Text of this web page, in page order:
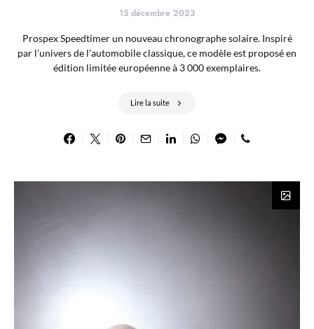
15 décembre 2023
Prospex Speedtimer un nouveau chronographe solaire. Inspiré
par l’univers de l’automobile classique, ce modèle est proposé en
édition limitée européenne à 3 000 exemplaires.
Lire la suite